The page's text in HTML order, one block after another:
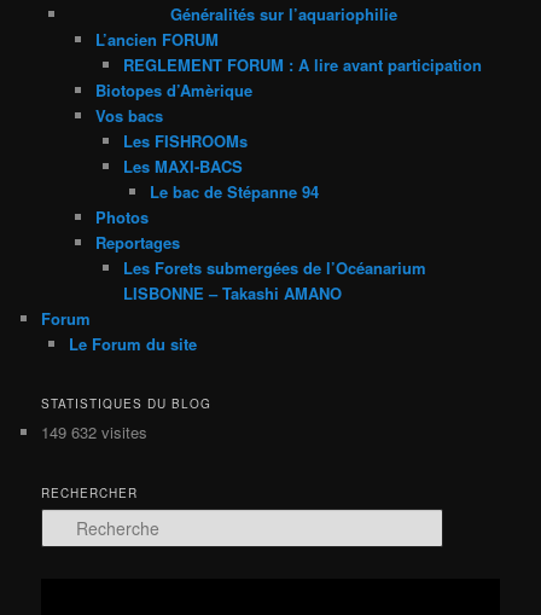
Généralités sur l’aquariophilie
L’ancien FORUM
REGLEMENT FORUM : A lire avant participation
Biotopes d’Amèrique
Vos bacs
Les FISHROOMs
Les MAXI-BACS
Le bac de Stépanne 94
Photos
Reportages
Les Forets submergées de l’Océanarium
LISBONNE – Takashi AMANO
Forum
Le Forum du site
STATISTIQUES DU BLOG
149 632 visites
RECHERCHER
e